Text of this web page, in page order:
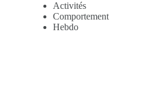
Activités
Comportement
Hebdo